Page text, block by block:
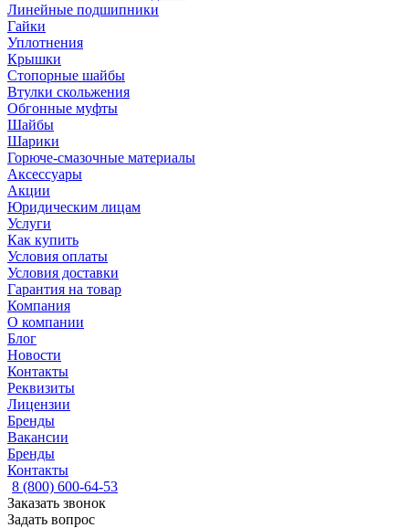
Линейные подшипники
Гайки
Уплотнения
Крышки
Стопорные шайбы
Втулки скольжения
Обгонные муфты
Шайбы
Шарики
Горюче-смазочные материалы
Аксессуары
Акции
Юридическим лицам
Услуги
Как купить
Условия оплаты
Условия доставки
Гарантия на товар
Компания
О компании
Блог
Новости
Контакты
Реквизиты
Лицензии
Бренды
Вакансии
Бренды
Контакты
8 (800) 600-64-53
Заказать звонок
Задать вопрос